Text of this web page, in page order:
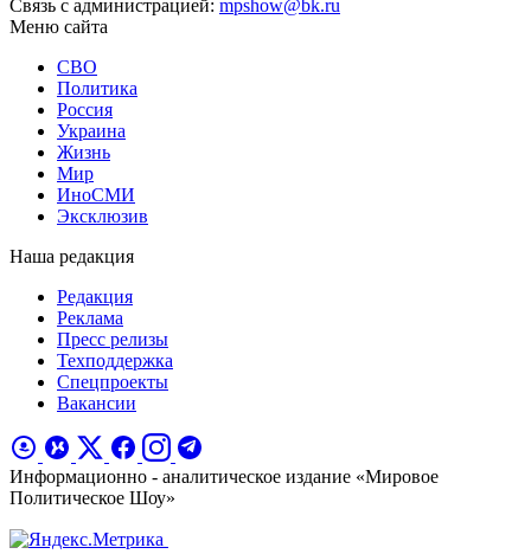
Связь с администрацией: mpshow@bk.ru
Меню сайта
СВО
Политика
Россия
Украина
Жизнь
Мир
ИноСМИ
Эксклюзив
Наша редакция
Редакция
Реклама
Пресс релизы
Техподдержка
Спецпроекты
Вакансии
Информационно - аналитическое издание «Мировое
Политическое Шоу»